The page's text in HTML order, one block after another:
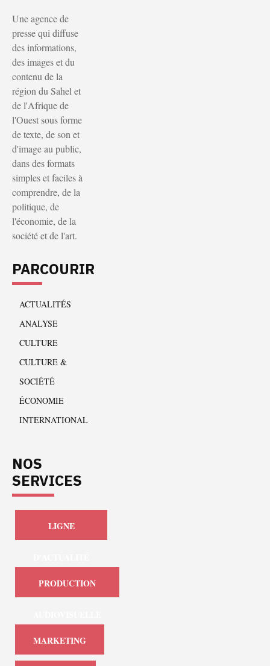
Une agence de
presse qui diffuse
des informations,
des images et du
contenu de la
région du Sahel et
de l'Afrique de
l'Ouest sous forme
de texte, de son et
d'image au public,
dans des formats
simples et faciles à
comprendre, de la
politique, de
l'économie, de la
société et de l'art.
PARCOURIR
ACTUALITÉS
ANALYSE
CULTURE
CULTURE &
SOCIÉTÉ
ÉCONOMIE
INTERNATIONAL
NOS
SERVICES
LIGNE
PRODUCTION
MARKETING